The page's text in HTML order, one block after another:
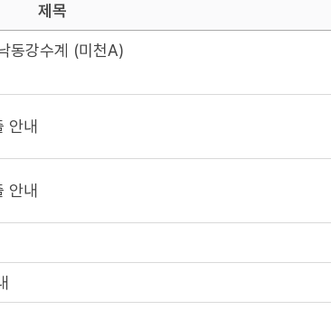
제목
동강수계 (미천A)
안내
안내